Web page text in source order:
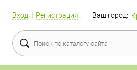
Вход Регистрация Ваш город: